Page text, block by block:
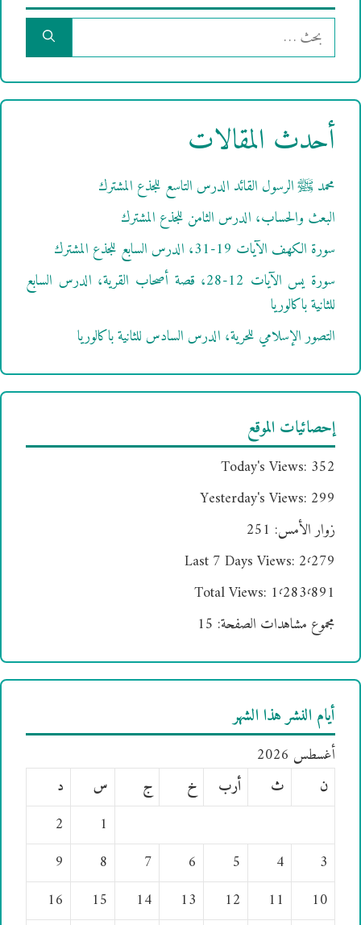
البحث
عن:
أحدث المقالات
محمد ﷺ الرسول القائد الدرس التاسع للجذع المشترك
البعث والحساب، الدرس الثامن للجذع المشترك
سورة الكهف الآيات 19-31، الدرس السابع للجذع المشترك
سورة يس الآيات 12-28، قصة أصحاب القرية، الدرس السابع
للثانية باكالوريا
التصور الإسلامي للحرية، الدرس السادس للثانية باكالوريا
إحصائيات الموقع
Today's Views: 352
Yesterday's Views: 299
زوار الأمس: 251
Last 7 Days Views: 2٬279
Total Views: 1٬283٬891
مجموع مشاهدات الصفحة: 15
أيام النشر هذا الشهر
أغسطس 2026
ن
ث أرب خ ج س
د
1
2
3
4
5
6
7
8
9
10
11
12
13
14
15
16